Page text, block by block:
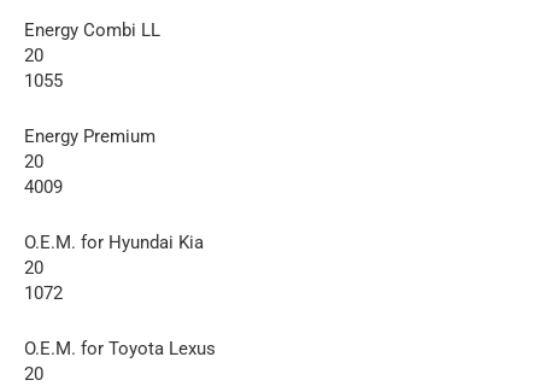
Energy Combi LL
20
1055
Energy Premium
20
4009
O.E.M. for Hyundai Kia
20
1072
O.E.M. for Toyota Lexus
20